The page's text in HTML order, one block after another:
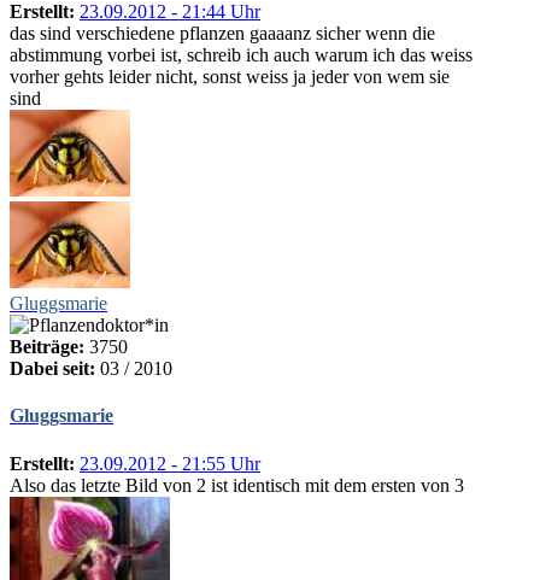
Erstellt: 23.09.2012 - 21:44 Uhr
das sind verschiedene pflanzen gaaaanz sicher wenn die
abstimmung vorbei ist, schreib ich auch warum ich das weiss
vorher gehts leider nicht, sonst weiss ja jeder von wem sie
sind
Gluggsmarie
Beiträge: 3750
Dabei seit: 03 / 2010
Gluggsmarie
Erstellt: 23.09.2012 - 21:55 Uhr
Also das letzte Bild von 2 ist identisch mit dem ersten von 3